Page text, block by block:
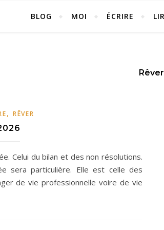
BLOG MOI ÉCRIRE
Rêver
, RÊVER
Celui du bilan et des non résolutions.
sera particulière. Elle est celle des
de vie professionnelle voire de vie